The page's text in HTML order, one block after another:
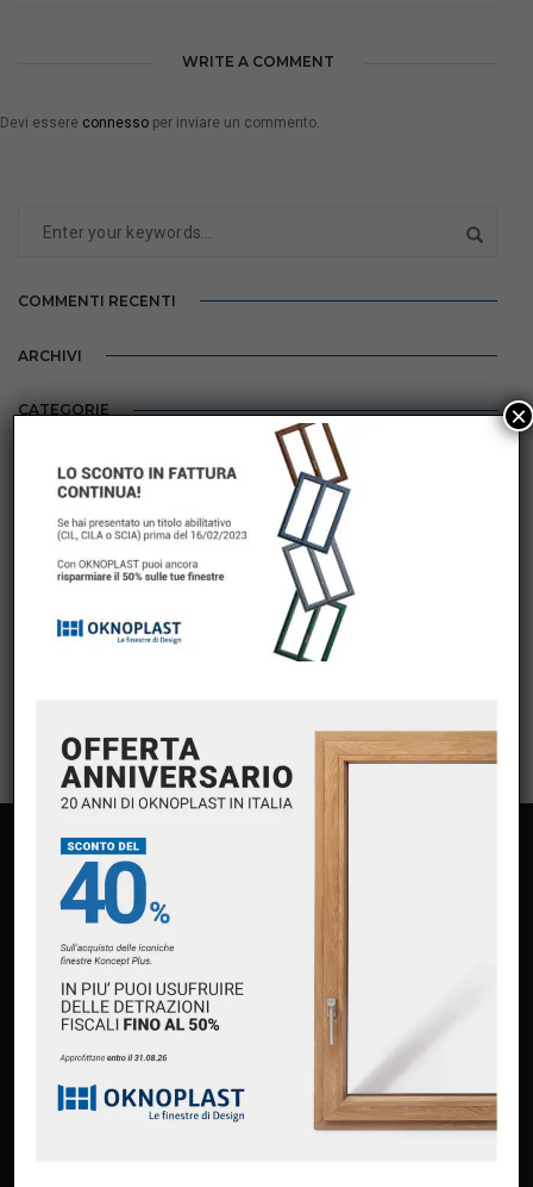
WRITE A COMMENT
Devi essere connesso per inviare un commento.
COMMENTI RECENTI
ARCHIVI
CATEGORIE
Accedi
Premium Partner Oknoplast
Finanziamento Oknoplast
×